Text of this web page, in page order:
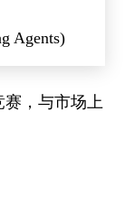
Agents)
赛，与市场上